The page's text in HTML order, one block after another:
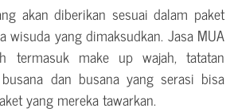
akan diberikan sesuai dalam paket
wisuda yang dimaksudkan. Jasa MUA
termasuk make up wajah, tatatan
dan busana yang serasi bisa
yang mereka tawarkan.